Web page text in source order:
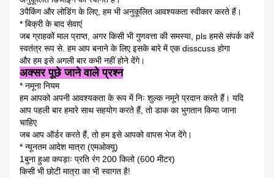
3पैकिंग और लोडिंग के लिए, हम भी अनुकूलित आवश्यकता स्वीकार करते हैं।
* बिक्री के बाद सेवाएं
जब ग्राहकों माल प्राप्त, अगर किसी भी गुणवत्ता की समस्या, pls हमसे संपर्क करें
स्वतंत्र रूप से. हम आप बनाने के लिए इसके बारे में एक disscuss होगा
और हम इसे अगली बार कभी नहीं होने देंगे।
अक्सर पूछे जाने वाले प्रश्न
* नमूना नियम
हम आपको अपनी आवश्यकता के रूप में निः शुल्क नमूने प्रदान करते हैं। यदि
आप पहली बार हमारे साथ सहयोग करते हैं, तो डाक का भुगतान किया जाना
चाहिए
जब आप ऑर्डर करते हैं, तो हम इसे आपको वापस भेज देंगे।
* न्यूनतम आदेश मात्रा (एमओक्यू)
1बुना हुआ कपड़ाः प्रति रंग 200 किलो (600 मीटर)
किसी भी छोटी मात्रा का भी स्वागत है!